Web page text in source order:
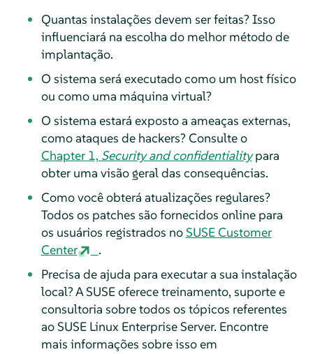
Quantas instalações devem ser feitas? Isso
influenciará na escolha do melhor método de
implantação.
O sistema será executado como um host físico
ou como uma máquina virtual?
O sistema estará exposto a ameaças externas,
como ataques de hackers?Consulte o
Chapter 1, Security and confidentialitypara
obter uma visão geral das consequências.
Como você obterá atualizações regulares?
Todos os patches são fornecidos online para
os usuários registrados noSUSE Customer
Center
.
Precisa de ajuda para executar a sua instalação
local? A SUSE oferece treinamento, suporte e
consultoria sobre todos os tópicos referentes
ao SUSE Linux Enterprise Server. Encontre
mais informações sobre isso em